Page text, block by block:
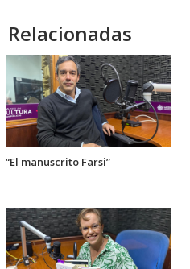
Relacionadas
“El manuscrito Farsi”